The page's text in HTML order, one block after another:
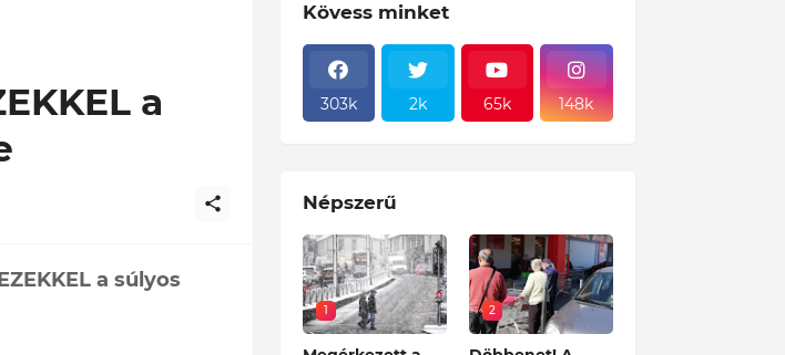
a
a súlyos
Kövess minket
303k 2k 65k 148k
Népszerű
1 2